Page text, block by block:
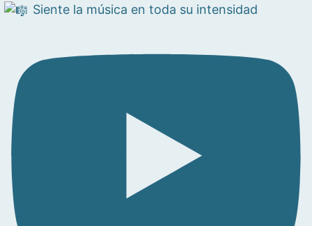
Siente la música en toda su intensidad